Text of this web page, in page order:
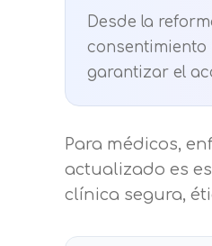
Desde la
garantizar el
Para médicos,
actualizado es
clínica segura,